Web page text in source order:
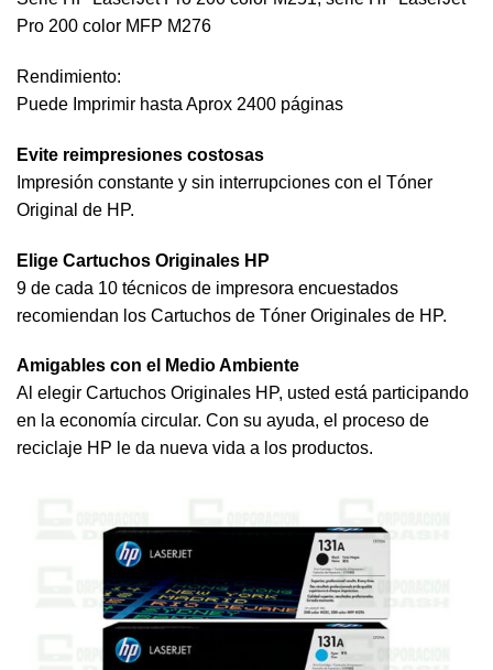
Pro 200 color MFP M276
Rendimiento:
Puede Imprimir hasta Aprox 2400 páginas
Evite reimpresiones costosas
Impresión constante y sin interrupciones con el Tóner
Original de HP.
Elige Cartuchos Originales HP
9 de cada 10 técnicos de impresora encuestados
recomiendan los Cartuchos de Tóner Originales de HP.
Amigables con el Medio Ambiente
Al elegir Cartuchos Originales HP, usted está participando
en la economía circular. Con su ayuda, el proceso de
reciclaje HP le da nueva vida a los productos.